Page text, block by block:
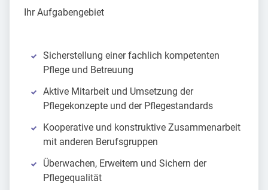
Ihr Aufgabengebiet
Sicherstellung einer fachlich kompetenten
Pflege und Betreuung
Aktive Mitarbeit und Umsetzung der
Pflegekonzepte und der Pflegestandards
Kooperative und konstruktive Zusammenarbeit
mit anderen Berufsgruppen
Überwachen, Erweitern und Sichern der
Pflegequalität